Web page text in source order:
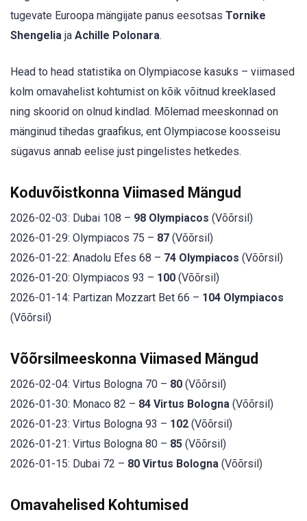
tugevate Euroopa mängijate panus eesotsas Tornike
Shengelia ja Achille Polonara.
Head to head statistika on Olympiacose kasuks – viimased
kolm omavahelist kohtumist on kõik võitnud kreeklased
ning skoorid on olnud kindlad. Mõlemad meeskonnad on
mänginud tihedas graafikus, ent Olympiacose koosseisu
sügavus annab eelise just pingelistes hetkedes.
Koduvõistkonna Viimased Mängud
2026-02-03: Dubai 108 – 98 Olympiacos (Võõrsil)
2026-01-29: Olympiacos 75 – 87 (Võõrsil)
2026-01-22: Anadolu Efes 68 – 74 Olympiacos (Võõrsil)
2026-01-20: Olympiacos 93 – 100 (Võõrsil)
2026-01-14: Partizan Mozzart Bet 66 – 104 Olympiacos
(Võõrsil)
Võõrsilmeeskonna Viimased Mängud
2026-02-04: Virtus Bologna 70 – 80 (Võõrsil)
2026-01-30: Monaco 82 – 84 Virtus Bologna (Võõrsil)
2026-01-23: Virtus Bologna 93 – 102 (Võõrsil)
2026-01-21: Virtus Bologna 80 – 85 (Võõrsil)
2026-01-15: Dubai 72 – 80 Virtus Bologna (Võõrsil)
Omavahelised Kohtumised